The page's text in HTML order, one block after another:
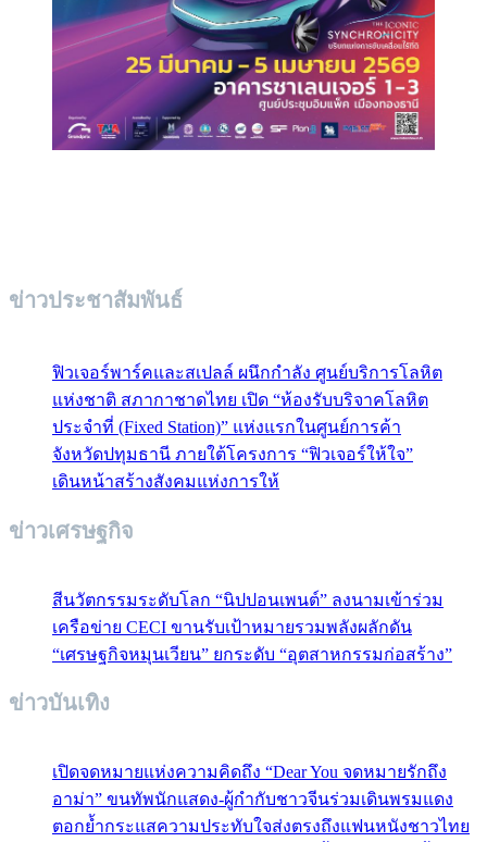
ข่าวประชาสัมพันธ์
ฟิวเจอร์พาร์คและสเปลล์ ผนึกกำลัง ศูนย์บริการโลหิต
แห่งชาติ สภากาชาดไทย เปิด “ห้องรับบริจาคโลหิต
ประจำที่ (Fixed Station)” แห่งแรกในศูนย์การค้า
จังหวัดปทุมธานี ภายใต้โครงการ “ฟิวเจอร์ให้ใจ”
เดินหน้าสร้างสังคมแห่งการให้
ข่าวเศรษฐกิจ
สีนวัตกรรมระดับโลก “นิปปอนเพนต์” ลงนามเข้าร่วม
เครือข่าย CECI ขานรับเป้าหมายรวมพลังผลักดัน
“เศรษฐกิจหมุนเวียน” ยกระดับ “อุตสาหกรรมก่อสร้าง”
ข่าวบันเทิง
เปิดจดหมายแห่งความคิดถึง “Dear You จดหมายรักถึง
อาม่า” ขนทัพนักแสดง-ผู้กำกับชาวจีนร่วมเดินพรมแดง
ตอกย้ำกระแสความประทับใจส่งตรงถึงแฟนหนังชาวไทย